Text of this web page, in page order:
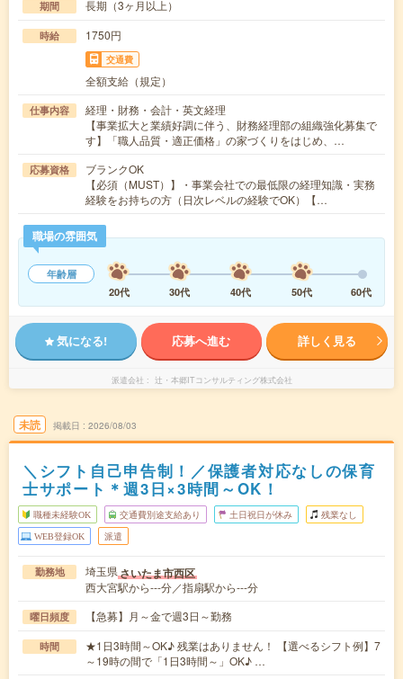
期間 長期（3ヶ月以上）
時給 1750円
交通費
全額支給（規定）
仕事内容
経理・財務・会計・英文経理
【事業拡大と業績好調に伴う、財務経理部の組織強化募集で
す】「職人品質・適正価格」の家づくりをはじめ、…
応募資格
ブランクOK
【必須（MUST）】・事業会社での最低限の経理知識・実務
経験をお持ちの方（日次レベルの経験でOK）【…
職場の雰囲気
年齢層
20代
30代 40代 50代 60代
気になる! 応募へ進む 詳しく見る
派遣会社 辻・本郷ITコンサルティング株式会社
未読 掲載日 2026/08/03
＼シフト自己申告制！／保護者対応なしの保育
士サポート＊週3日×3時間～OK！
職種未経験OK 交通費別途支給あり 土日祝日が休み 残業なし
WEB登録OK 派遣
勤務地 埼玉県さいたま市西区
西大宮駅から---分／指扇駅から---分
曜日頻度 【急募】月～金で週3日～勤務
時間
★1日3時間～OK♪ 残業はありません！ 【選べるシフト例】7
～19時の間で「1日3時間～」OK♪ …